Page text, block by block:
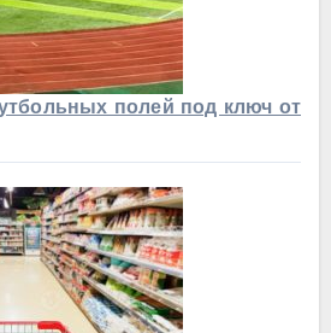
полей под ключ от